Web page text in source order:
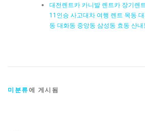
대전렌트카 카니발 렌트카 장기렌
11인승 사고대차 여행 렌트 목동
동 대화동 중앙동 삼성동 효동 산
미분류에 게시됨